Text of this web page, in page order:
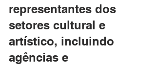
representantes dos
setores cultural e
artístico, incluindo
agências e